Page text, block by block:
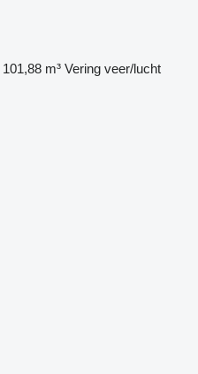
101,88 m³ Vering veer/lucht